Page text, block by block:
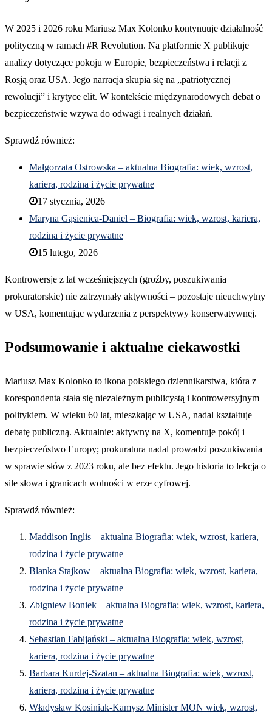
W 2025 i 2026 roku Mariusz Max Kolonko kontynuuje działalność
polityczną w ramach #R Revolution. Na platformie X publikuje
analizy dotyczące pokoju w Europie, bezpieczeństwa i relacji z
Rosją oraz USA. Jego narracja skupia się na „patriotycznej
rewolucji” i krytyce elit. W kontekście międzynarodowych debat o
bezpieczeństwie wzywa do odwagi i realnych działań.
Sprawdź również:
Małgorzata Ostrowska – aktualna Biografia: wiek, wzrost,
kariera, rodzina i życie prywatne
17 stycznia, 2026
Maryna Gąsienica-Daniel – Biografia: wiek, wzrost, kariera,
rodzina i życie prywatne
15 lutego, 2026
Kontrowersje z lat wcześniejszych (groźby, poszukiwania
prokuratorskie) nie zatrzymały aktywności – pozostaje nieuchwytny
w USA, komentując wydarzenia z perspektywy konserwatywnej.
Podsumowanie i aktualne ciekawostki
Mariusz Max Kolonko to ikona polskiego dziennikarstwa, która z
korespondenta stała się niezależnym publicystą i kontrowersyjnym
politykiem. W wieku 60 lat, mieszkając w USA, nadal kształtuje
debatę publiczną. Aktualnie: aktywny na X, komentuje pokój i
bezpieczeństwo Europy; prokuratura nadal prowadzi poszukiwania
w sprawie słów z 2023 roku, ale bez efektu. Jego historia to lekcja o
sile słowa i granicach wolności w erze cyfrowej.
Sprawdź również:
Maddison Inglis – aktualna Biografia: wiek, wzrost, kariera,
rodzina i życie prywatne
Blanka Stajkow – aktualna Biografia: wiek, wzrost, kariera,
rodzina i życie prywatne
Zbigniew Boniek – aktualna Biografia: wiek, wzrost, kariera,
rodzina i życie prywatne
Sebastian Fabijański – aktualna Biografia: wiek, wzrost,
kariera, rodzina i życie prywatne
Barbara Kurdej-Szatan – aktualna Biografia: wiek, wzrost,
kariera, rodzina i życie prywatne
Władysław Kosiniak-Kamysz Minister MON wiek, wzrost,